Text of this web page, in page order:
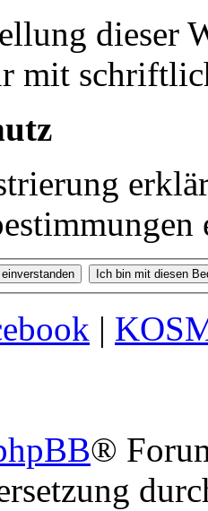
dieser
mit
|
®